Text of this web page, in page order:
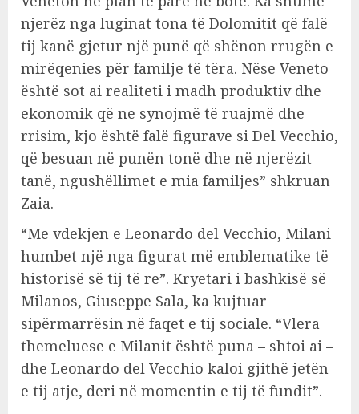
njerëz nga luginat tona të Dolomitit që falë
tij kanë gjetur një punë që shënon rrugën e
mirëqenies për familje të tëra. Nëse Veneto
është sot ai realiteti i madh produktiv dhe
ekonomik që ne synojmë të ruajmë dhe
rrisim, kjo është falë figurave si Del Vecchio,
që besuan në punën tonë dhe në njerëzit
tanë, ngushëllimet e mia familjes” shkruan
Zaia.
“Me vdekjen e Leonardo del Vecchio, Milani
humbet një nga figurat më emblematike të
historisë së tij të re”. Kryetari i bashkisë së
Milanos, Giuseppe Sala, ka kujtuar
sipërmarrësin në faqet e tij sociale. “Vlera
themeluese e Milanit është puna – shtoi ai –
dhe Leonardo del Vecchio kaloi gjithë jetën
e tij atje, deri në momentin e tij të fundit”.